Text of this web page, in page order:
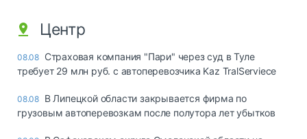
Центр
08.08 Страховая компания "Пари" через суд в Туле
требует 29 млн руб. с автоперевозчика Kaz TralServiece
08.08 В Липецкой области закрывается фирма по
грузовым автоперевозкам после полутора лет убытков